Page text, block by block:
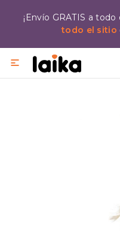
¡Envío GRATIS a
todo el sitio
